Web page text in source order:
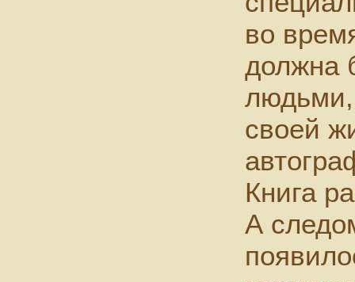
во
должна
людьми,
своей
Книга
А